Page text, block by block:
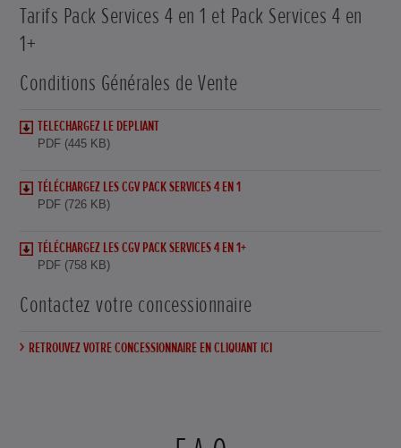
Tarifs Pack Services 4 en 1 et Pack Services 4 en
1+
Conditions Générales de Vente
TELECHARGEZ LE DEPLIANT
PDF (445 KB)
TÉLÉCHARGEZ LES CGV PACK SERVICES 4 EN 1
PDF (726 KB)
TÉLÉCHARGEZ LES CGV PACK SERVICES 4 EN 1+
PDF (758 KB)
Contactez votre concessionnaire
RETROUVEZ VOTRE CONCESSIONNAIRE EN CLIQUANT ICI